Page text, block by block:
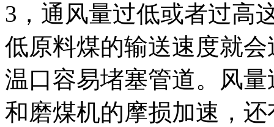
3，通风量过低或者过高
低原料煤的输送速度就
温口容易堵塞管道。风
和磨煤机的摩损加速，